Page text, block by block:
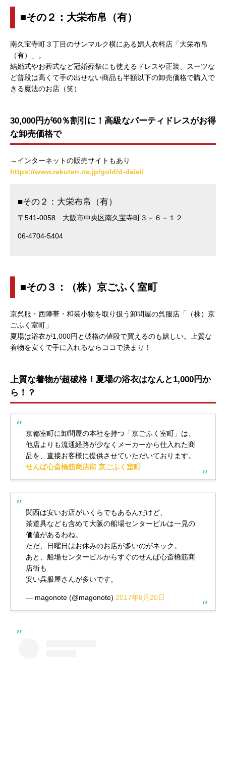
■その２：大栄布帛（有）
南久宝寺町３丁目のサンマルク横にある婦人衣料店「大栄布帛
（有）」。
結婚式やお葬式など冠婚葬祭にも使えるドレスや正装、スーツな
ど普段は高くて手の出せない商品も半額以下の卸売価格で購入で
きる魔法のお店（笑）
30,000円が60％割引に！高級なパーティドレスがお得
な卸売価格で
→インターネットの販売サイトもあり
https://www.rakuten.ne.jp/gold/d-daiei/
■その２：大栄布帛（有）
〒541-0058 大阪市中央区南久宝寺町３－６－１２
06-4704-5404
■その３：（株）京ごふく室町
京呉服・西陣帯・和装小物を取り扱う卸問屋の呉服店「（株）京
ごふく室町」
夏場は浴衣が1,000円と破格の値段で買えるのも嬉しい。上質な
着物を安くで手に入れるならココで決まり！
上質な着物が超破格！夏場の浴衣はなんと1,000円か
ら！？
京都室町に卸問屋の本社を持つ「京ごふく室町」は、
他店よりも流通経路が少なくメーカーから仕入れた商
品を、直接お客様に提供させていただいております。
せんば心斎橋筋商店街 京ごふく室町
関西は安いお店がいくらでもあるんだけど、
茶道具なども含めて大阪の船場センタービルは一見の
価値があるわね。
ただ、日曜日はお休みのお店が多いのがネック。
あと、船場センタービルからすぐのせんば心斎橋筋商
店街も
安い呉服屋さんが多いです。
— magonote (@magonote) 2017年8月20日